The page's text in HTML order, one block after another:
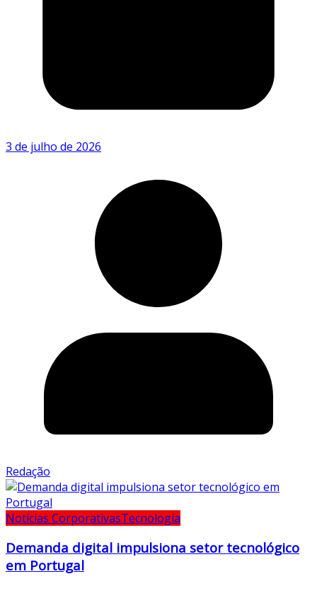
3 de julho de 2026
Redação
Notícias CorporativasTecnologia
Demanda digital impulsiona setor tecnológico
em Portugal